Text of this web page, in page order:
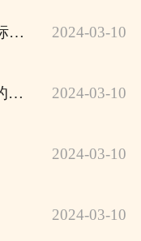
聋儿教育
4－7岁幼儿语言特点和语训目标（三） 2024-03-10
聋儿家长对聋儿语训应当具备的几点认识 2024-03-10
2024-03-10
2024-03-10